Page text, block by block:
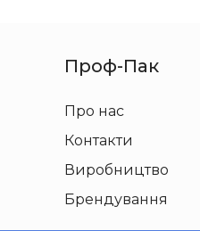
Проф-Пак
Про нас
Контакти
Виробництво
Брендування